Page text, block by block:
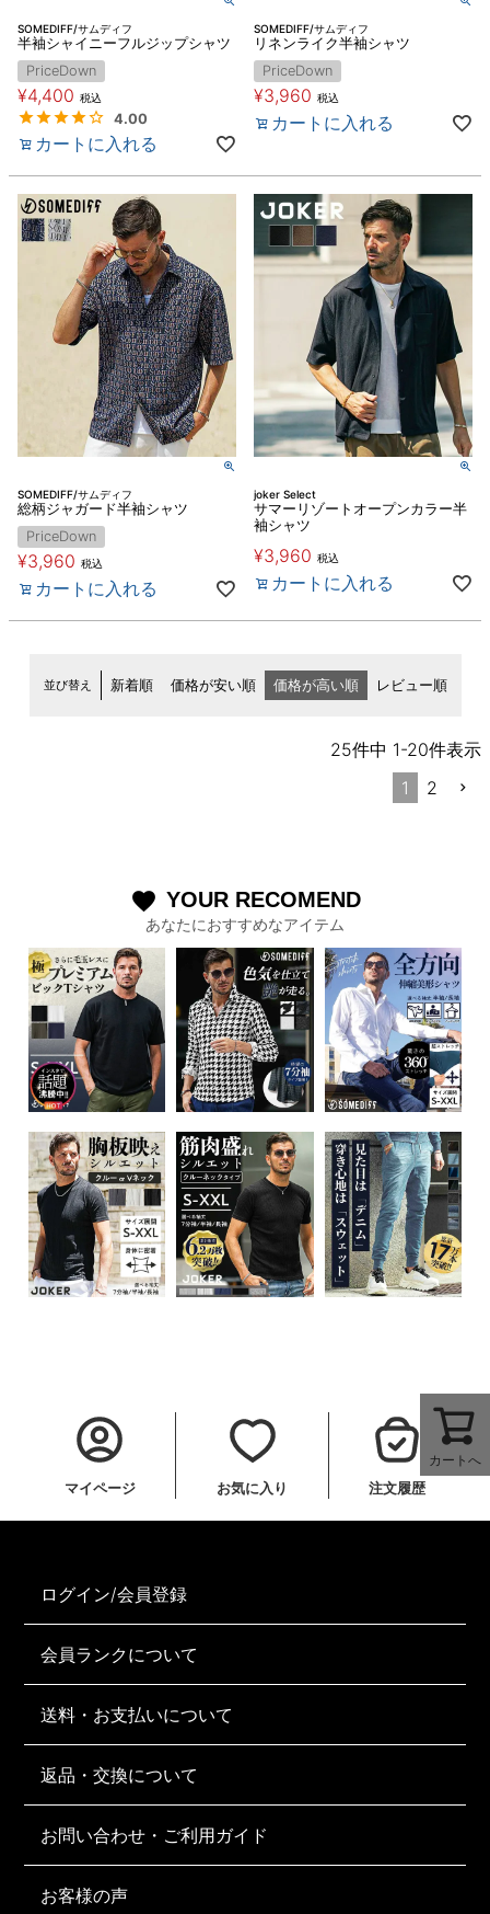
SOMEDIFF/サムディフ
半袖シャイニーフルジップシャツ
PriceDown
¥4,400 税込
4.00
カートに入れる
SOMEDIFF/サムディフ
リネンライク半袖シャツ
PriceDown
¥3,960 税込
カートに入れる
SOMEDIFF/サムディフ
総柄ジャガード半袖シャツ
PriceDown
¥3,960 税込
カートに入れる
joker Select
サマーリゾートオープンカラー半
袖シャツ
¥3,960 税込
カートに入れる
並び替え 新着順 価格が安い順 価格が高い順 レビュー順
25件中 1-20件表示
1
2
カートへ
favorite YOUR RECOMEND
あなたにおすすめなアイテム
マイページ お気に入り 注文履歴
ログイン/会員登録
会員ランクについて
送料・お支払いについて
返品・交換について
お問い合わせ・ご利用ガイド
お客様の声